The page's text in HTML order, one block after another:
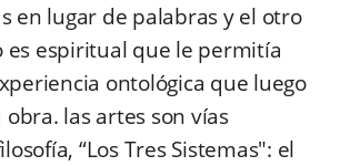
en lugar de palabras y el otro
espiritual que le permitía
ontológica que luego
obra. las artes son vías
, “LosTres Sistemas": el